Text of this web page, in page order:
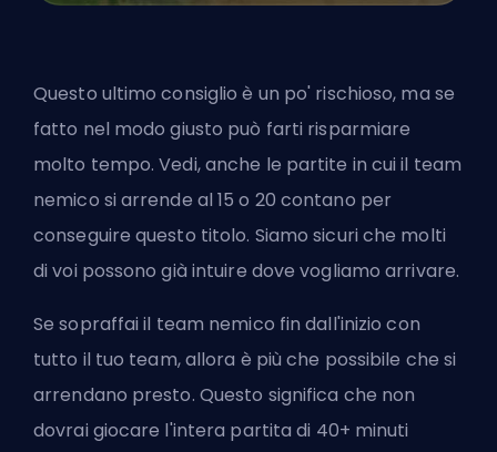
Questo ultimo consiglio è un po' rischioso, ma se
fatto nel modo giusto può farti risparmiare
molto tempo. Vedi, anche le partite in cui il team
nemico si arrende al 15 o 20 contano per
conseguire questo titolo. Siamo sicuri che molti
di voi possono già intuire dove vogliamo arrivare.
Se sopraffai il team nemico fin dall'inizio con
tutto il tuo team, allora è più che possibile che si
arrendano presto. Questo significa che non
dovrai giocare l'intera partita di 40+ minuti